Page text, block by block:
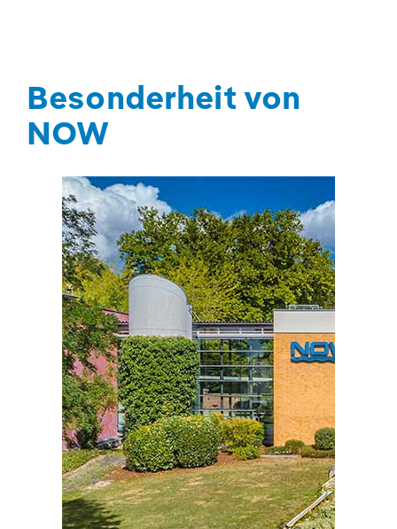
Besonderheit von
NOW